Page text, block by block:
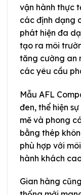
vận hành thực
các định dạng
phát hiện đa
tạo ra môi
tăng cường an
các yêu cầu
Mẫu AFL
đen, thể hiện
mẽ và phong
bằng thép
phù hợp với
hành khách
Gian hàng